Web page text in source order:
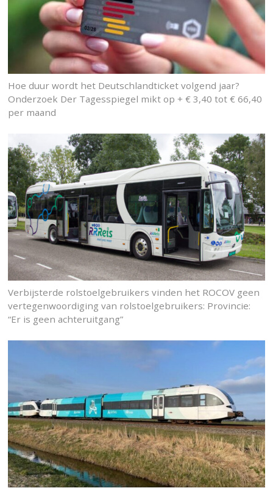
Hoe duur wordt het Deutschlandticket volgend jaar?
Onderzoek Der Tagesspiegel mikt op + € 3,40 tot € 66,40
per maand
Verbijsterde rolstoelgebruikers vinden het ROCOV geen
vertegenwoordiging van rolstoelgebruikers: Provincie:
“Er is geen achteruitgang”